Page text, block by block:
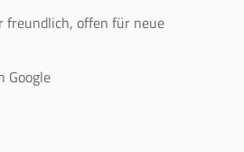
freundlich, offen für neue
Google